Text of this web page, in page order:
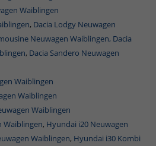
Waiblingen
, Dacia Lodgy Neuwagen
Neuwagen Waiblingen, Dacia
, Dacia Sandero Neuwagen
Waiblingen
Waiblingen
Waiblingen
Waiblingen, Hyundai i20 Neuwagen
Waiblingen, Hyundai i30 Kombi